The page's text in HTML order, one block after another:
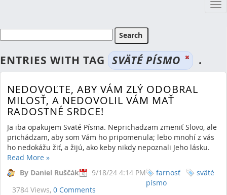
ENTRIES WITH TAG SVÄTÉ PÍSMO .
NEDOVOĽTE, ABY VÁM ZLÝ ODOBRAL
MILOSŤ, A NEDOVOLIL VÁM MAŤ
RADOSTNÉ SRDCE!
Ja iba opakujem Sväté Písma. Neprichadzam zmeniť Slovo, ale
prichádzam, aby som Vám ho pripomenula; lebo mnohí z vás
ho nedokážu žiť, a žijú, ako keby nikdy nepoznali Jeho lásku.
Read More »
By Daniel Ruščák
9/18/24 4:14 PM
3784 Views, 0 Comments
farnosť
sväté
písmo